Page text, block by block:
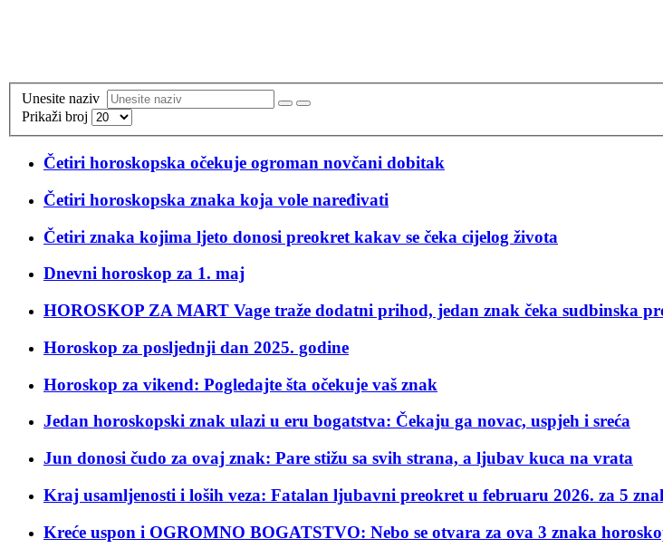
Unesite naziv
Prikaži broj
Četiri horoskopska očekuje ogroman novčani dobitak
Četiri horoskopska znaka koja vole naređivati
Četiri znaka kojima ljeto donosi preokret kakav se čeka cijelog života
Dnevni horoskop za 1. maj
HOROSKOP ZA MART Vage traže dodatni prihod, jedan znak čeka sudbinska
Horoskop za posljednji dan 2025. godine
Horoskop za vikend: Pogledajte šta očekuje vaš znak
Jedan horoskopski znak ulazi u eru bogatstva: Čekaju ga novac, uspjeh i sreća
Jun donosi čudo za ovaj znak: Pare stižu sa svih strana, a ljubav kuca na vrata
Kraj usamljenosti i loših veza: Fatalan ljubavni preokret u februaru 2026. za 5
Kreće uspon i OGROMNO BOGATSTVO: Nebo se otvara za ova 3 znaka